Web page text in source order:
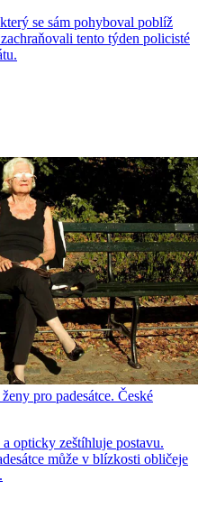
se sám pohyboval poblíž
tento týden policisté
pro padesátce. České
opticky zeštíhluje postavu.
může v blízkosti obličeje